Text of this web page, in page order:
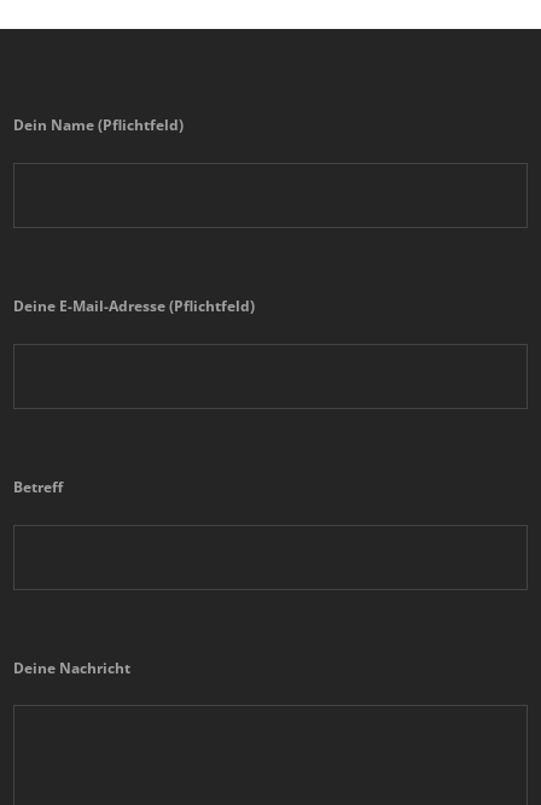
Dein Name (Pflichtfeld)
Deine E-Mail-Adresse (Pflichtfeld)
Betreff
Deine Nachricht